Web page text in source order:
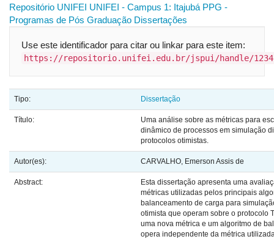
Repositório UNIFEI UNIFEI - Campus 1: Itajubá PPG -
Programas de Pós Graduação Dissertações
Use este identificador para citar ou linkar para este item:
https://repositorio.unifei.edu.br/jspui/handle/
Tipo: Dissertação
Título:
Uma análise sobre as métricas para
dinâmico de processos em simulação
protocolos otimistas.
Autor(es): CARVALHO, Emerson Assis de
Abstract:
Esta dissertação apresenta uma
métricas utilizadas pelos principais
balanceamento de carga para
otimista que operam sobre o protocolo
uma nova métrica e um algoritmo de
opera independente da métrica